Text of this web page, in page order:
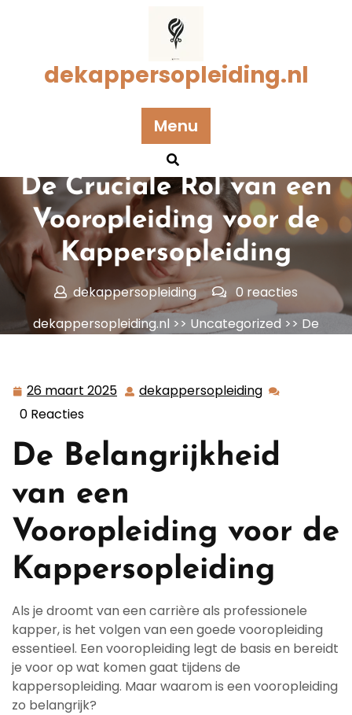
dekappersopleiding.nl
Menu
Geplaatst op 26 maart 2025
De Cruciale Rol van een
Vooropleiding voor de
Kappersopleiding
dekappersopleiding
0 reacties
dekappersopleiding.nl >> Uncategorized >> De
26 maart 2025 26 dekappersopleiding
0 Reacties
De Belangrijkheid
van een
Vooropleiding voor de
Kappersopleiding
Als je droomt van een carrière als professionele
kapper, is het volgen van een goede vooropleiding
essentieel. Een vooropleiding legt de basis en bereidt
je voor op wat komen gaat tijdens de
kappersopleiding. Maar waarom is een vooropleiding
zo belangrijk?